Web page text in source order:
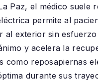
Paz, el médico suele
permite al
al exterior sin
y acelera la
como reposapiernas
durante sus